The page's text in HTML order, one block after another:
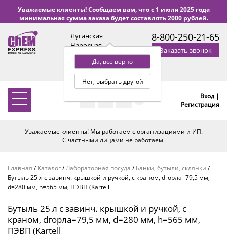
Уважаемые клиенты! Сообщаем вам, что с 1 июля 2025 года
минимальная сумма заказа будет составлять 2000 рублей.
Луганская
Народная
Республика
Да, всё верно
Нет, выбрать другой
с 9:00 до 18:00 по Уфе
(+2 МСК)
8-800-250-21-65
Заказать звонок
0
Вход |
Регистрация
Уважаемые клиенты! Мы работаем с организациями и ИП.
С частными лицами не работаем.
Главная /Каталог/Лабораторная посуда /Банки, бутыли, склянки /
Бутыль 25 л с завинч. крышкой и ручкой, с краном, dгорла=79,5 мм,
d=280 мм, h=565 мм, ПЭВП (Kartell
Бутыль 25 л с завинч. крышкой и ручкой, с
краном, dгорла=79,5 мм, d=280 мм, h=565 мм,
ПЭВП (Kartell